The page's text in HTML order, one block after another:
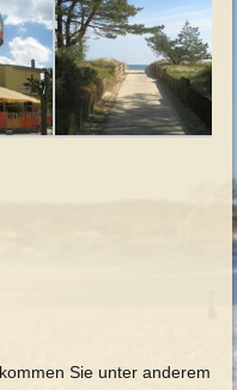
Sie unter anderem